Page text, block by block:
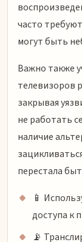
часто
могут быть
Важно также
телевизоров
закрывая
не работать
наличие
перестала
📱
доступа к
📡